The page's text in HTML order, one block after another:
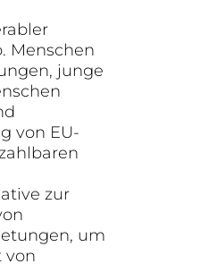
Menschen
junge
von EU-
zur
um
von